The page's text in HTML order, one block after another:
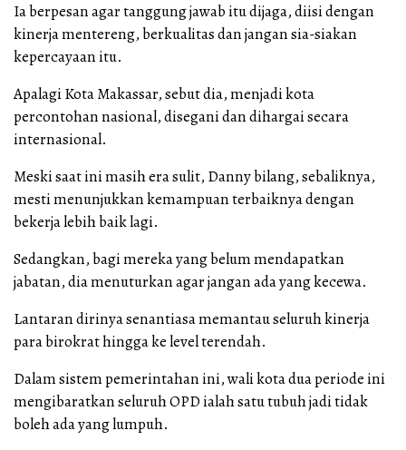
Ia berpesan agar tanggung jawab itu dijaga, diisi dengan
kinerja mentereng, berkualitas dan jangan sia-siakan
kepercayaan itu.
Apalagi Kota Makassar, sebut dia, menjadi kota
percontohan nasional, disegani dan dihargai secara
internasional.
Meski saat ini masih era sulit, Danny bilang, sebaliknya,
mesti menunjukkan kemampuan terbaiknya dengan
bekerja lebih baik lagi.
Sedangkan, bagi mereka yang belum mendapatkan
jabatan, dia menuturkan agar jangan ada yang kecewa.
Lantaran dirinya senantiasa memantau seluruh kinerja
para birokrat hingga ke level terendah.
Dalam sistem pemerintahan ini, wali kota dua periode ini
mengibaratkan seluruh OPD ialah satu tubuh jadi tidak
boleh ada yang lumpuh.